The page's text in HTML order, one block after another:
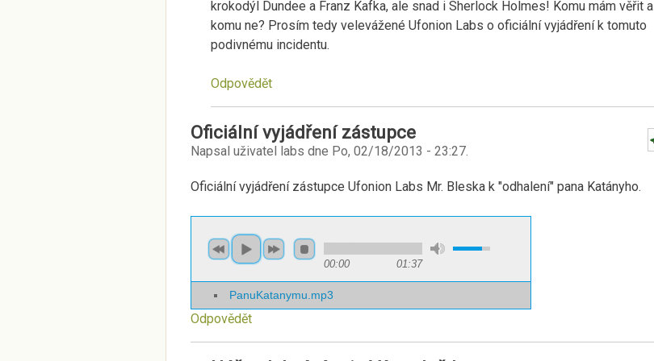
krokodýl Dundee a Franz Kafka, ale snad i Sherlock Holmes! Komu mám věřit a
komu ne? Prosím tedy velevážené Ufonion Labs o oficiální vyjádření k tomuto
podivnému incidentu.
Odpovědět
Oficiální vyjádření zástupce
Napsal uživatel labs dne Po, 02/18/2013 - 23:27.
Oficiální vyjádření zástupce Ufonion Labs Mr. Bleska k "odhalení" pana Katányho.
00:00 01:37
PanuKatanymu.mp3
Odpovědět